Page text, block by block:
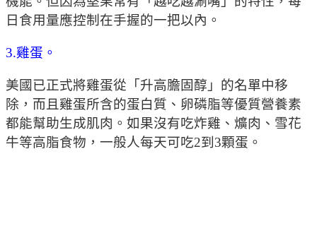
日食用量應控制在手握的一把以內。
3.雞蛋。
美國已正式將雞蛋從「升高膽固醇」的名單中移
除，而且雞蛋所含的蛋白質、卵磷脂等優質營養素
都能幫助生成肌肉。如果沒有吃炸雞、爌肉、雪花
牛等高脂食物，一般人每天可吃2到3顆蛋。